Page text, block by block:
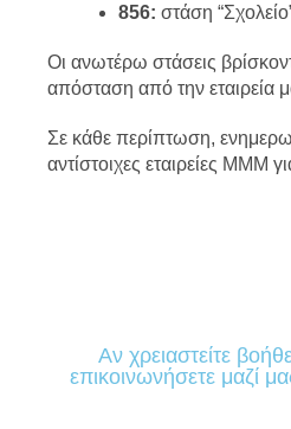
856: στάση
Οι ανωτέρω στάσεις
απόσταση από την εταιρεία
Σε κάθε περίπτωση,
αντίστοιχες εταιρείες ΜΜΜ
Αν χρειαστείτε
επικοινωνήσετε μαζί